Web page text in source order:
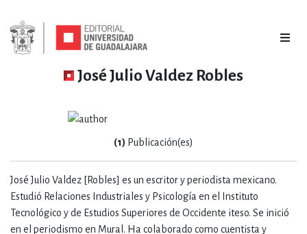
José Julio Valdez Robles
José Julio Valdez [Robles] es un escritor y periodista mexicano.
Estudió Relaciones Industriales y Psicología en el Instituto
Tecnológico y de Estudios Superiores de Occidente iteso. Se inició
en el periodismo en Mural. Ha colaborado como cuentista y
(1) Publicación(es)